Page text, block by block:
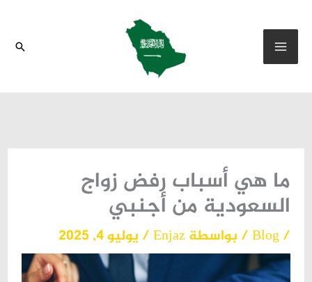
إلى
المحتوى
البحث
ما هي أسباب رفض زواج
السعودية من أجنبي
/
Blog/ بواسطةEnjaz
/ يوليو 4, 2025